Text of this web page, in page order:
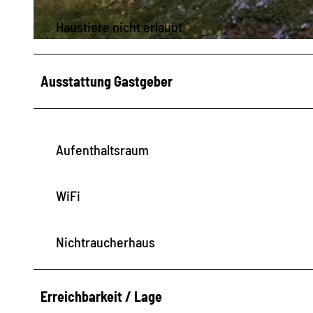
Haustiere nicht erlaubt
Ausstattung Gastgeber
Aufenthaltsraum
WiFi
Nichtraucherhaus
Erreichbarkeit / Lage